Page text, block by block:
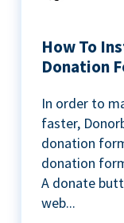
How To
Donation
In order to
faster,
donation
donation
A donate
web...